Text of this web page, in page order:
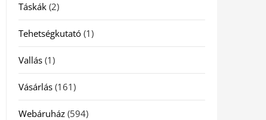
Táskák(2)
Tehetségkutató(1)
Vallás(1)
Vásárlás(161)
Webáruház(594)